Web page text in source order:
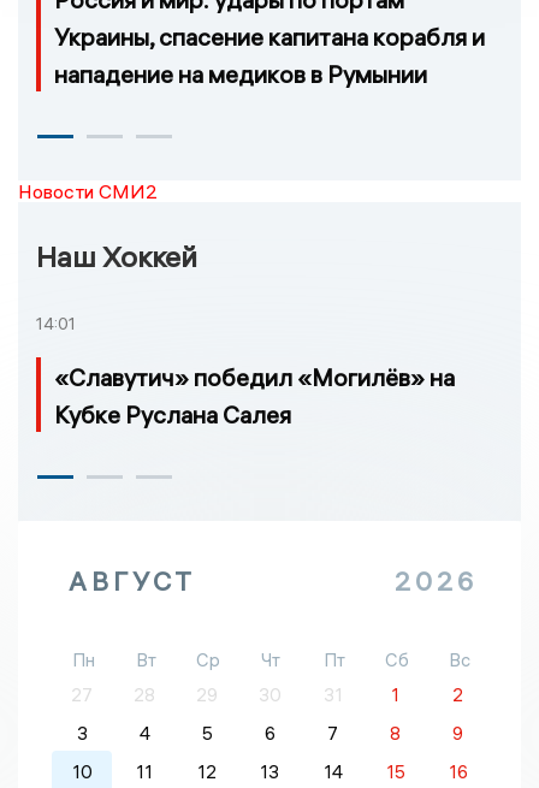
Украины, спасение капитана корабля и
нападение на медиков в Румынии
Новости СМИ2
Наш Хоккей
14:01
«Славутич» победил «Могилёв» на
Кубке Руслана Салея
АВГУСТ 2026
Пн Вт Ср Чт Пт Сб
Вс
27
28 29 30 31 1
2
3
4 5 6 7 8
9
10
11 12 13 14 15
16